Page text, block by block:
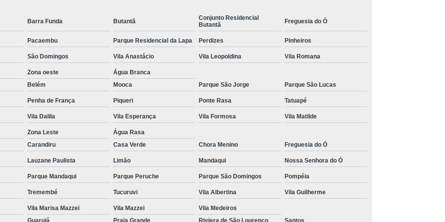
Venda Equipamentos para Academia de Studio de Personal Trainer
Barra Funda Butantã
Conjunto Residencial
Butantã
Freguesia do Ó
Pacaembu Parque Residencial da Lapa Perdizes Pinheiros
São Domingos Vila Anastácio Vila Leopoldina Vila Romana
Zona oeste
Água Branca
Belém Mooca Parque São Jorge Parque São Lucas
Penha de França Piqueri Ponte Rasa Tatuapé
Vila Dalila Vila Esperança Vila Formosa Vila Matilde
Zona Leste
Água Rasa
Carandiru Casa Verde Chora Menino Freguesia do Ó
Lauzane Paulista Limão Mandaqui Nossa Senhora do Ó
Parque Mandaqui Parque Peruche Parque São Domingos Pompéia
Tremembé Tucuruvi Vila Albertina Vila Guilherme
Vila Marisa Mazzei Vila Mazzei
Vila Medeiros
Guarujá Praia Grande Riviera de São Lourenço Santos